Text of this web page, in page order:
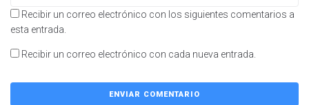
Recibir un correo electrónico con los siguientes comentarios a
esta entrada.
Recibir un correo electrónico con cada nueva entrada.